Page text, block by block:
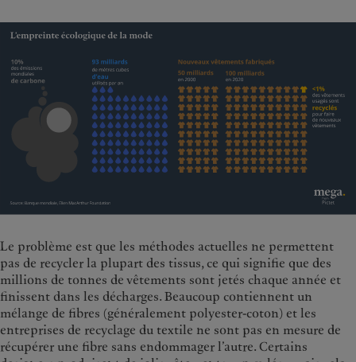
Le problème est que les méthodes actuelles ne permettent
pas de recycler la plupart des tissus, ce qui signifie que des
millions de tonnes de vêtements sont jetés chaque année et
finissent dans les décharges. Beaucoup contiennent un
mélange de fibres (généralement polyester-coton) et les
entreprises de recyclage du textile ne sont pas en mesure de
récupérer une fibre sans endommager l’autre. Certains